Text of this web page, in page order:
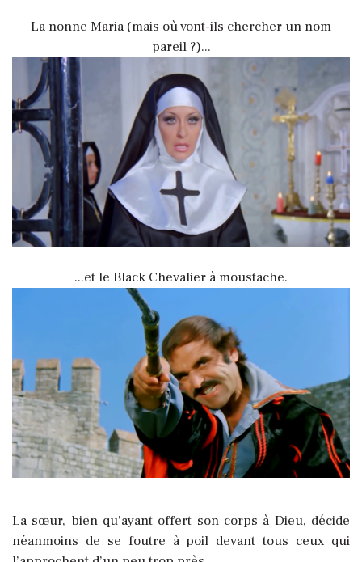
La nonne Maria (mais où vont-ils chercher un nom
pareil ?)...
...et le Black Chevalier à moustache.
La sœur, bien qu’ayant offert son corps à Dieu, décide
néanmoins de se foutre à poil devant tous ceux qui